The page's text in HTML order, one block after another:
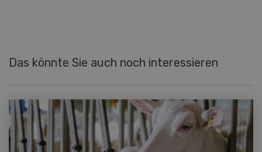
Das könnte Sie auch noch interessieren